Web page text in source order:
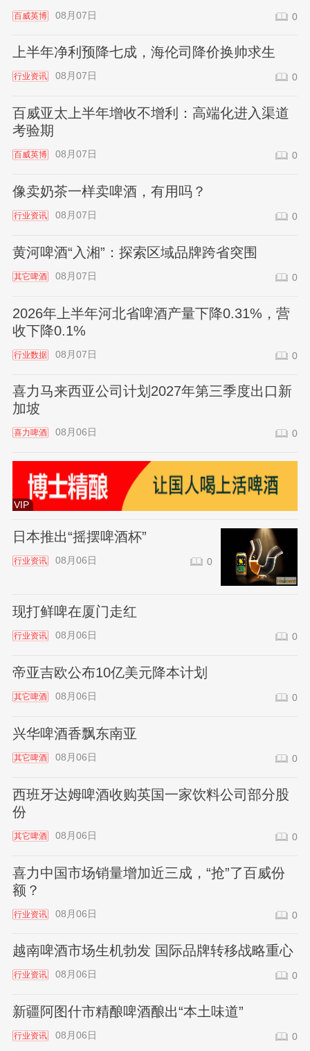
百威英博 08月07日 0
上半年净利预降七成，海伦司降价换帅求生
行业资讯 08月07日 0
百威亚太上半年增收不增利：高端化进入渠道
考验期
百威英博 08月07日 0
像卖奶茶一样卖啤酒，有用吗？
行业资讯 08月07日 0
黄河啤酒“入湘”：探索区域品牌跨省突围
其它啤酒 08月07日 0
2026年上半年河北省啤酒产量下降0.31%，营
收下降0.1%
行业数据 08月07日 0
喜力马来西亚公司计划2027年第三季度出口新
加坡
喜力啤酒 08月06日 0
VIP
日本推出“摇摆啤酒杯”
行业资讯 08月06日 0
现打鲜啤在厦门走红
行业资讯 08月06日 0
帝亚吉欧公布10亿美元降本计划
其它啤酒 08月06日 0
兴华啤酒香飘东南亚
其它啤酒 08月06日 0
西班牙达姆啤酒收购英国一家饮料公司部分股
份
其它啤酒 08月06日 0
喜力中国市场销量增加近三成，“抢”了百威份
额？
行业资讯 08月06日 0
越南啤酒市场生机勃发 国际品牌转移战略重心
行业资讯 08月06日 0
新疆阿图什市精酿啤酒酿出“本土味道”
行业资讯 08月06日 0